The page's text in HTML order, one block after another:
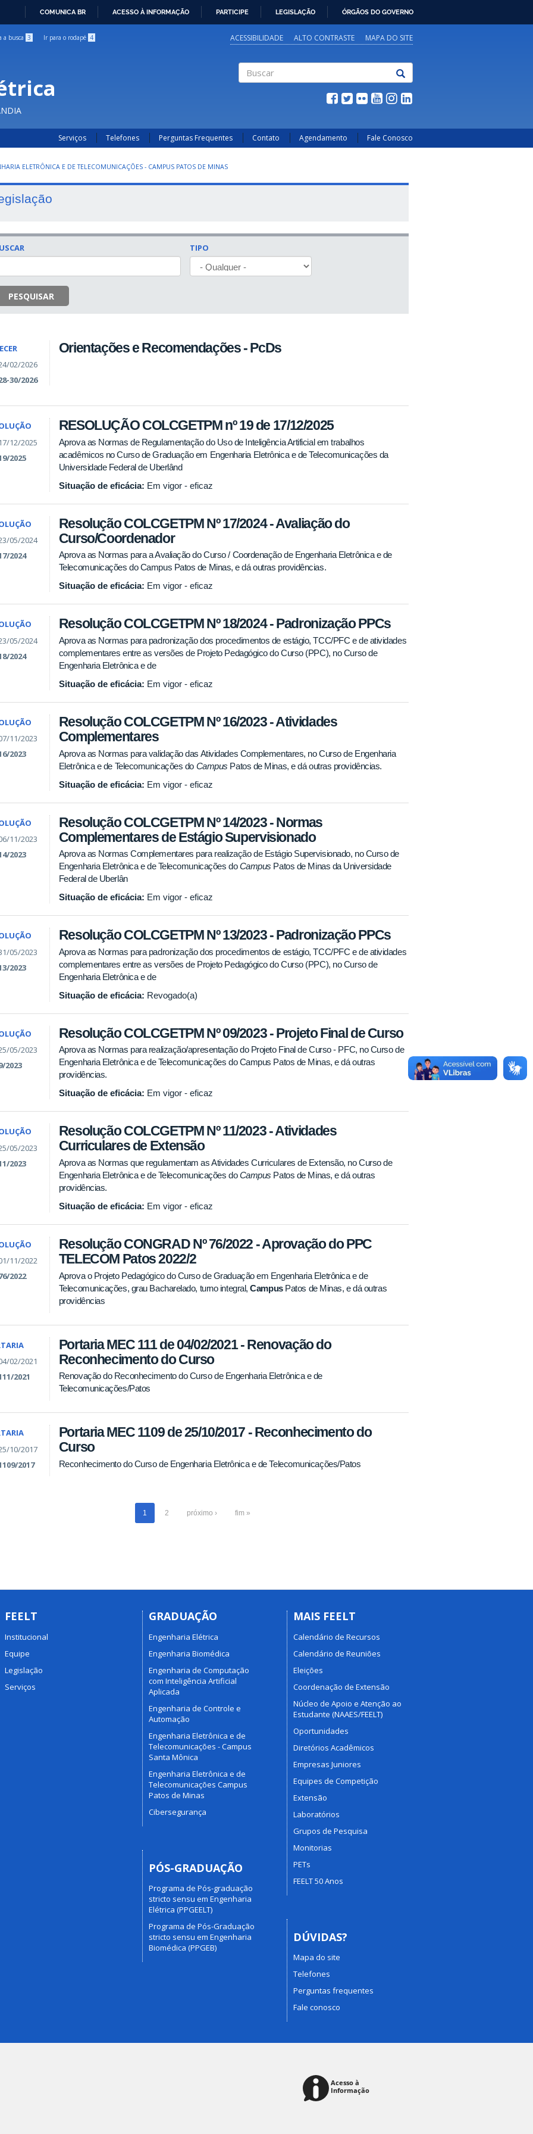
COMUNICA BR ACESSO À INFORMAÇÃO PARTICIPE LEGISLAÇÃO ÓRGÃOS DO GOVERNO
a busca 3 Ir para o rodapé 4 ACESSIBILIDADE ALTO CONTRASTE MAPA DO SITE
Serviços Telefones Perguntas Frequentes Contato Agendamento Fale Conosco
ELETRÔNICA E DE TELECOMUNICAÇÕES - CAMPUS PATOS DE MINAS
TIPO
PESQUISAR
02/2026
30/2026
Orientações e Recomendações - PcDs
12/2025
2025
RESOLUÇÃO COLCGETPM nº 19 de 17/12/2025
Aprova as Normas de Regulamentação do Uso de Inteligência Artificial em trabalhos
acadêmicos no Curso de Graduação em Engenharia Eletrônica e de Telecomunicações da
Universidade Federal de Uberlând
Situação de eficácia: Em vigor - eficaz
05/2024
2024
Resolução COLCGETPM Nº 17/2024 - Avaliação do
Curso/Coordenador
Aprova as Normas para a Avaliação do Curso / Coordenação de Engenharia Eletrônica e de
Telecomunicações do Campus Patos de Minas, e dá outras providências.
Situação de eficácia: Em vigor - eficaz
05/2024
2024
Resolução COLCGETPM Nº 18/2024 - Padronização PPCs
Aprova as Normas para padronização dos procedimentos de estágio, TCC/PFC e de atividades
complementares entre as versões de Projeto Pedagógico do Curso (PPC), no Curso de
Engenharia Eletrônica e de
Situação de eficácia: Em vigor - eficaz
11/2023
2023
Resolução COLCGETPM Nº 16/2023 - Atividades
Complementares
Aprova as Normas para validação das Atividades Complementares, no Curso de Engenharia
Eletrônica e de Telecomunicações do Campus Patos de Minas, e dá outras providências.
Situação de eficácia: Em vigor - eficaz
11/2023
2023
Resolução COLCGETPM Nº 14/2023 - Normas
Complementares de Estágio Supervisionado
Aprova as Normas Complementares para realização de Estágio Supervisionado, no Curso de
Engenharia Eletrônica e de Telecomunicações doCampus Patos de Minas da Universidade
Federal de Uberlân
Situação de eficácia: Em vigor - eficaz
05/2023
2023
Resolução COLCGETPM Nº 13/2023 - Padronização PPCs
Aprova as Normas para padronização dos procedimentos de estágio, TCC/PFC e de atividades
complementares entre as versões de Projeto Pedagógico do Curso (PPC), no Curso de
Engenharia Eletrônica e de
Situação de eficácia: Revogado(a)
05/2023
2023
Resolução COLCGETPM Nº 09/2023 - Projeto Final de Curso
Aprova as Normas para realização/apresentação do Projeto Final de Curso - PFC, no Curso de
Engenharia Eletrônica e de Telecomunicações do Campus Patos de Minas, e dá outras
providências.
Situação de eficácia: Em vigor - eficaz
05/2023
2023
Resolução COLCGETPM Nº 11/2023 - Atividades
Curriculares de Extensão
Aprova as Normas que regulamentam as Atividades Curriculares de Extensão, no Curso de
Engenharia Eletrônica e de Telecomunicações doCampus Patos de Minas, e dá outras
providências.
Situação de eficácia: Em vigor - eficaz
11/2022
2022
Resolução CONGRAD Nº 76/2022 - Aprovação do PPC
TELECOM Patos 2022/2
Aprova o Projeto Pedagógico do Curso de Graduação em Engenharia Eletrônica e de
Telecomunicações, grau Bacharelado, turno integral,CampusPatos de Minas, e dá outras
providências
02/2021
2021
Portaria MEC 111 de 04/02/2021 - Renovação do
Reconhecimento do Curso
Renovação do Reconhecimento do Curso de Engenharia Eletrônica e de
Telecomunicações/Patos
10/2017
2017
Portaria MEC 1109 de 25/10/2017 - Reconhecimento do
Curso
Reconhecimento do Curso de Engenharia Eletrônica e de Telecomunicações/Patos
1 2 próximo › fim »
FEELT
Institucional
Equipe
Legislação
Serviços
GRADUAÇÃO
Engenharia Elétrica
Engenharia Biomédica
Engenharia de Computação
com Inteligência Artificial
Aplicada
Engenharia de Controle e
Automação
Engenharia Eletrônica e de
Telecomunicações - Campus
Santa Mônica
Engenharia Eletrônica e de
Telecomunicações Campus
Patos de Minas
Cibersegurança
PÓS-GRADUAÇÃO
Programa de Pós-graduação
stricto sensu em Engenharia
Elétrica (PPGEELT)
Programa de Pós-Graduação
stricto sensu em Engenharia
Biomédica (PPGEB)
MAIS FEELT
Calendário de Recursos
Calendário de Reuniões
Eleições
Coordenação de Extensão
Núcleo de Apoio e Atenção ao
Estudante (NAAES/FEELT)
Oportunidades
Diretórios Acadêmicos
Empresas Juniores
Equipes de Competição
Extensão
Laboratórios
Grupos de Pesquisa
Monitorias
PETs
FEELT 50 Anos
DÚVIDAS?
Mapa do site
Telefones
Perguntas frequentes
Fale conosco